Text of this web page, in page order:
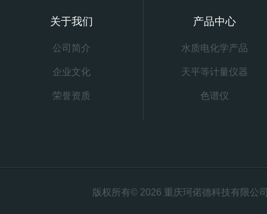
关于我们
公司简介
企业文化
荣誉资质
产品中心
水质电化学产品
天平等计量仪器
色谱仪
版权所有© 2026 重庆珂偌德科技有限